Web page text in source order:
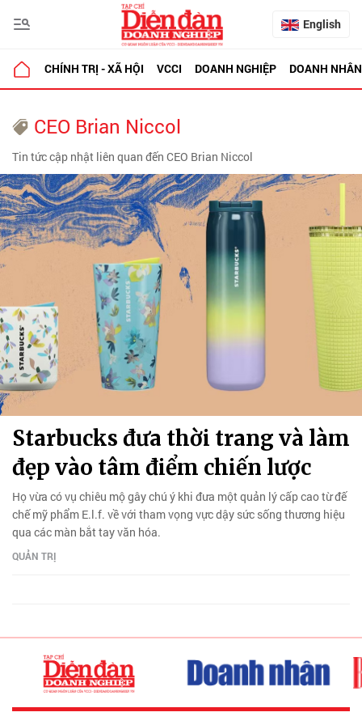
English
CHÍNH TRỊ - XÃ HỘI VCCI DOANH NGHIỆP DOANH NHÂN
CEO Brian Niccol
Tin tức cập nhật liên quan đến CEO Brian Niccol
Starbucks đưa thời trang và làm
đẹp vào tâm điểm chiến lược
Họ vừa có vụ chiêu mộ gây chú ý khi đưa một quản lý cấp cao từ đế
chế mỹ phẩm E.l.f. về với tham vọng vực dậy sức sống thương hiệu
qua các màn bắt tay văn hóa.
QUẢN TRỊ